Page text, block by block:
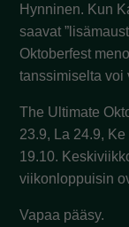
Hynninen. Kun
saavat
Oktoberfest
tanssimiselta voi
The Ultimate
23.9, La 24.9,
19.10.
viikonloppuisin
Vapaa pääsy.